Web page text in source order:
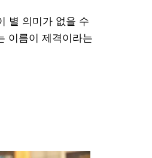
별 의미가 없을 수
이름이 제격이라는